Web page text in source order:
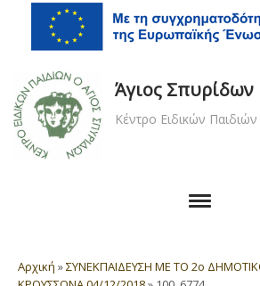
Άγιος Σπυρίδων
Κέντρο Ειδικών Παιδιών
Αρχική »ΣΥΝΕΚΠΑΙΔΕΥΣΗ ΜΕ ΤΟ 2ο